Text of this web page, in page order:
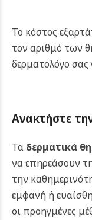
Το κόστος
τον αριθμό των
δερματολόγο σας
Ανακτήστε
Τα δερματικά
να επηρεάσουν
την
εμφανή ή
οι προηγμένες